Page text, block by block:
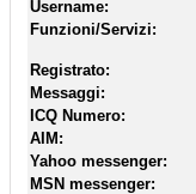
Username:
Funzioni/Servizi:
Registrato:
Messaggi:
ICQ Numero:
AIM:
Yahoo messenger:
MSN messenger: